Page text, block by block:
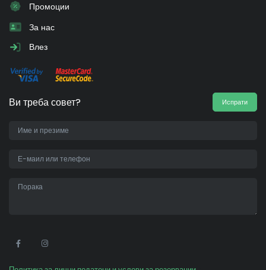
Промоции
За нас
Влез
Ви треба совет? Испрати